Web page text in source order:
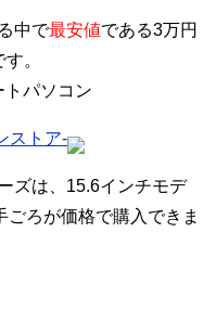
中で最安値である3万円
。
パソコン
ストア-
ズは、15.6インチモデ
ろが価格で購入できま